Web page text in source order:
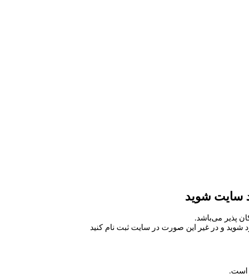
سایت شوید
پذیر می‌باشد.
شوید و در غیر این صورت در سایت ثبت نام کنید
است.